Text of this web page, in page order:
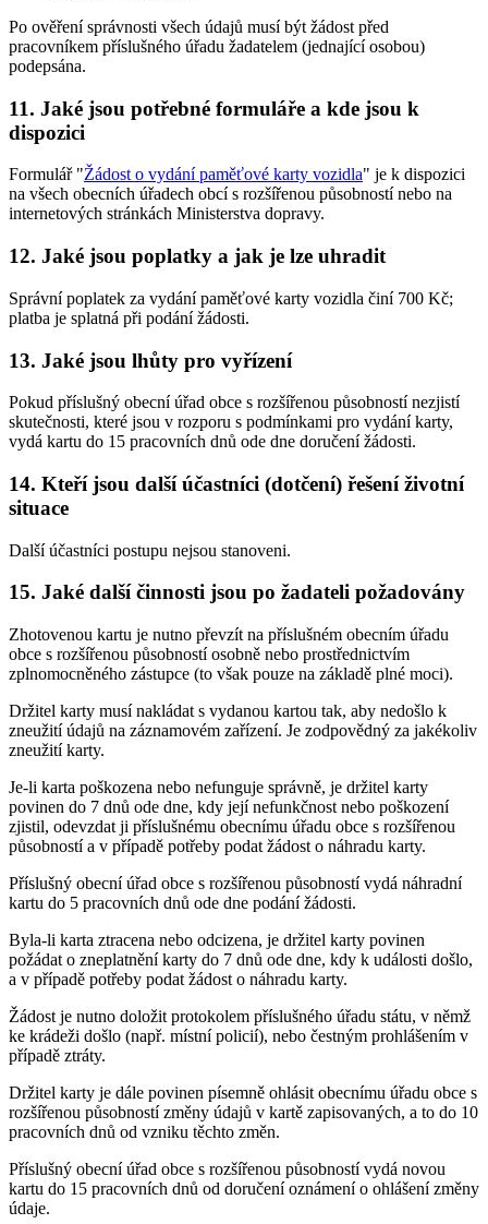
Po ověření správnosti všech údajů musí být žádost před
pracovníkem příslušného úřadu žadatelem (jednající osobou)
podepsána.
11. Jaké jsou potřebné formuláře a kde jsou k
dispozici
Formulář "Žádost o vydání paměťové karty vozidla" je k dispozici
na všech obecních úřadech obcí s rozšířenou působností nebo na
internetových stránkách Ministerstva dopravy.
12. Jaké jsou poplatky a jak je lze uhradit
Správní poplatek za vydání paměťové karty vozidla činí 700 Kč;
platba je splatná při podání žádosti.
13. Jaké jsou lhůty pro vyřízení
Pokud příslušný obecní úřad obce s rozšířenou působností nezjistí
skutečnosti, které jsou v rozporu s podmínkami pro vydání karty,
vydá kartu do 15 pracovních dnů ode dne doručení žádosti.
14. Kteří jsou další účastníci (dotčení) řešení životní
situace
Další účastníci postupu nejsou stanoveni.
15. Jaké další činnosti jsou po žadateli požadovány
Zhotovenou kartu je nutno převzít na příslušném obecním úřadu
obce s rozšířenou působností osobně nebo prostřednictvím
zplnomocněného zástupce (to však pouze na základě plné moci).
Držitel karty musí nakládat s vydanou kartou tak, aby nedošlo k
zneužití údajů na záznamovém zařízení. Je zodpovědný za jakékoliv
zneužití karty.
Je-li karta poškozena nebo nefunguje správně, je držitel karty
povinen do 7 dnů ode dne, kdy její nefunkčnost nebo poškození
zjistil, odevzdat ji příslušnému obecnímu úřadu obce s rozšířenou
působností a v případě potřeby podat žádost o náhradu karty.
Příslušný obecní úřad obce s rozšířenou působností vydá náhradní
kartu do 5 pracovních dnů ode dne podání žádosti.
Byla-li karta ztracena nebo odcizena, je držitel karty povinen
požádat o zneplatnění karty do 7 dnů ode dne, kdy k události došlo,
a v případě potřeby podat žádost o náhradu karty.
Žádost je nutno doložit protokolem příslušného úřadu státu, v němž
ke krádeži došlo (např. místní policií), nebo čestným prohlášením v
případě ztráty.
Držitel karty je dále povinen písemně ohlásit obecnímu úřadu obce s
rozšířenou působností změny údajů v kartě zapisovaných, a to do 10
pracovních dnů od vzniku těchto změn.
Příslušný obecní úřad obce s rozšířenou působností vydá novou
kartu do 15 pracovních dnů od doručení oznámení o ohlášení změny
údaje.